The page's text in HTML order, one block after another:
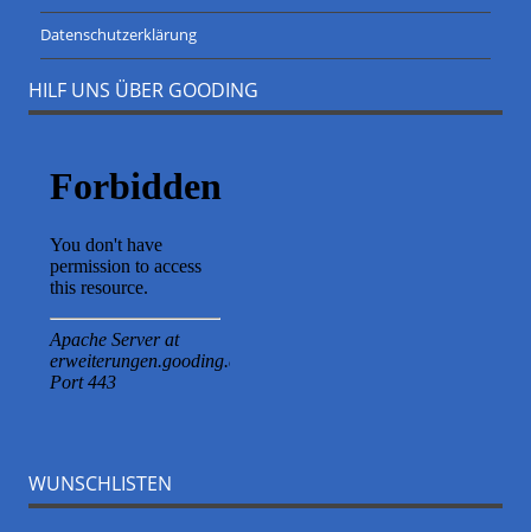
Datenschutzerklärung
HILF UNS ÜBER GOODING
WUNSCHLISTEN